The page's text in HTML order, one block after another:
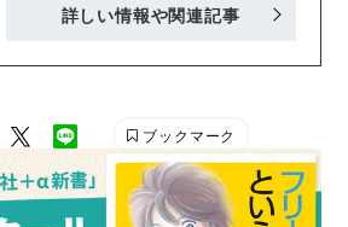
する幽霊部員たち』『わたしのカ
詳しい情報や関連記事
ブックマーク